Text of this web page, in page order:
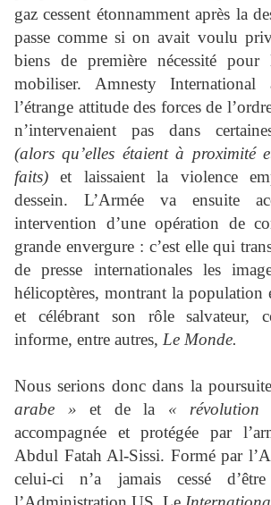
gaz cessent étonnamment après la
passe comme si on avait voulu
biens de première nécessité
mobiliser. Amnesty International
l’étrange attitude des forces de
n’intervenaient pas dans
(alors qu’elles étaient à proximité
faits) et laissaient la violence
dessein. L’Armée va ensuite
intervention d’une opération de
grande envergure : c’est elle qui
de presse internationales les
hélicoptères, montrant la population
et célébrant son rôle salvateur,
informe, entre autres, Le Monde.
Nous serions donc dans la
arabe » et de la « révolution
accompagnée et protégée par
Abdul Fatah Al-Sissi. Formé par
celui-ci n’a jamais cessé